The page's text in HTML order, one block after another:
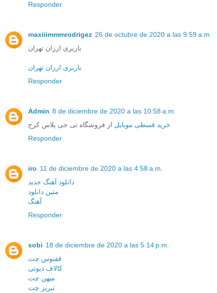
Responder
maxiiimmmrodrigez 26 de octubre de 2020 a las 9:59 a.m.
باربری ارزان تهران
باربری ارزان تهران
Responder
Admin 8 de diciembre de 2020 a las 10:58 a.m.
خرید قسطی موبایل از فروشگاه تی جی پلاس کرج
Responder
iro 11 de diciembre de 2020 a las 4:58 a.m.
دانلود آهنگ جدید
متین دانلود
آهنگ
Responder
sobi 18 de diciembre de 2020 a las 5:14 p.m.
ققنوس چت
کالاف دیوتی
میهن چت
تبریز چت